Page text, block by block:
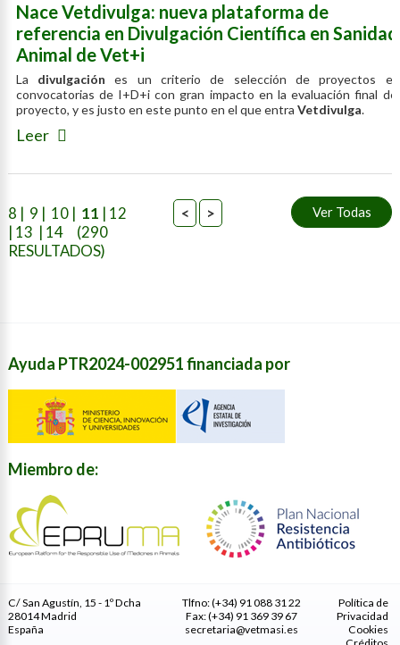
Nace Vetdivulga: nueva plataforma de
referencia en Divulgación Científica en Sanidad
Animal de Vet+i
La divulgación es un criterio de selección de proyectos en
convocatorias de I+D+i con gran impacto en la evaluación final del
proyecto, y es justo en este punto en el que entra Vetdivulga.
Leer
8 | 9 | 10| 11 | 12
| 13 | 14(290
RESULTADOS)
< >
Ayuda PTR2024-002951 financiada por
Miembro de:
C/ San Agustín, 15 - 1º Dcha
28014 Madrid
España
Tlfno: (+34) 91 088 31 22
Fax: (+34) 91 369 39 67
secretaria@vetmasi.es
Política de
Privacidad
Cookies